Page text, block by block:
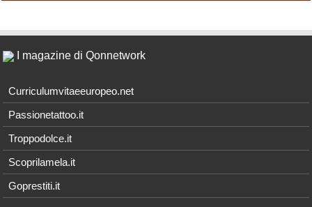
I magazine di Qonnetwork
Curriculumvitaeeuropeo.net
Passionetattoo.it
Troppodolce.it
Scoprilamela.it
Goprestiti.it